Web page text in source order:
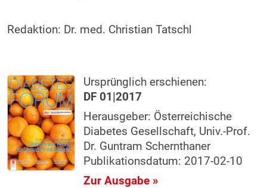
Redaktion: Dr. med. Christian Tatschl
Ursprünglich erschienen:
DF 01|2017
Herausgeber: Österreichische
Diabetes Gesellschaft, Univ.-Prof.
Dr. Guntram Schernthaner
Publikationsdatum: 2017-02-10
Zur Ausgabe »